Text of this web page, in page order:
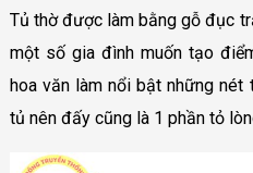
Tủ thờ được làm bằng gỗ đục
một số gia đình muốn tạo
hoa văn làm nổi bật những
tủ nên đấy cũng là 1 phần tỏ